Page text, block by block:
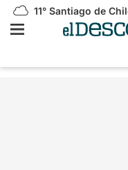
11° Santiago de